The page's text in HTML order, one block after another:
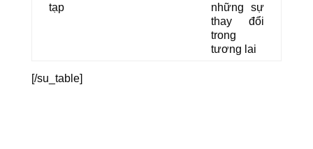
tạp
những sự
thay đổi
trong
tương lai
[/su_table]